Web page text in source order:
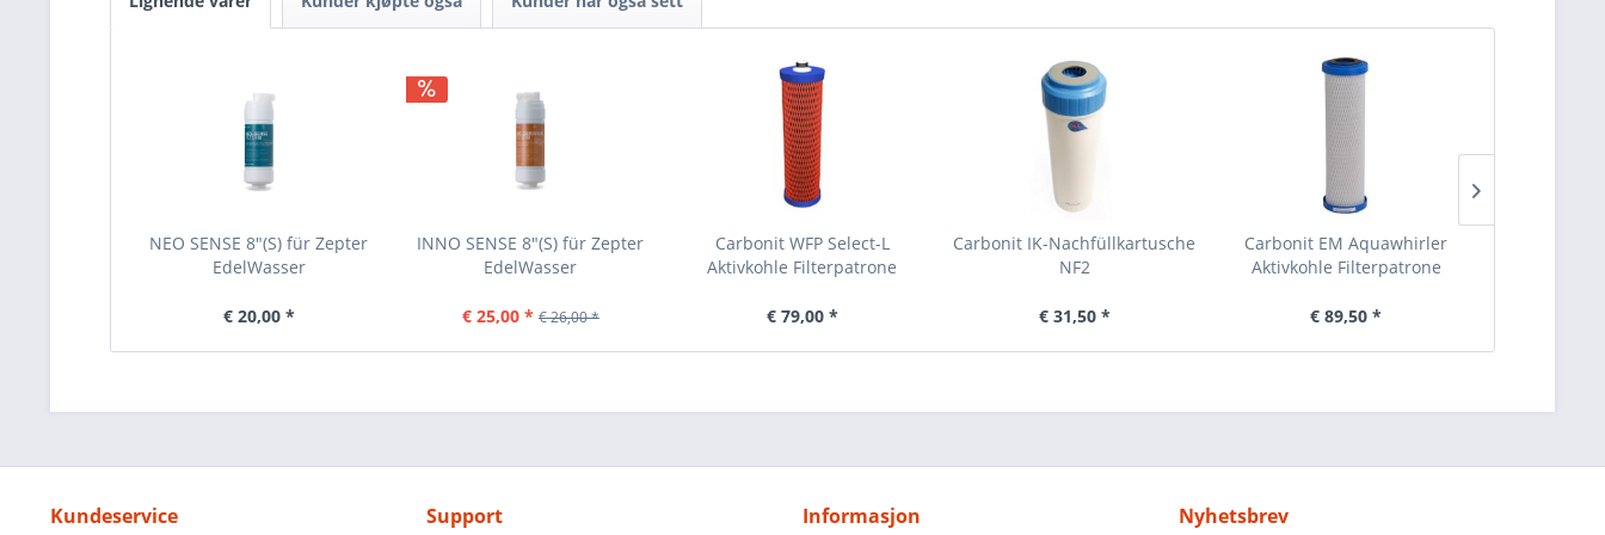
NEO SENSE 8"(S) für Zepter
EdelWasser
€ 20,00 *
INNO SENSE 8"(S) für Zepter
EdelWasser
€ 25,00 * € 26,00 *
Carbonit WFP Select-L
Aktivkohle Filterpatrone
€ 79,00 *
Carbonit IK-Nachfüllkartusche
NF2
€ 31,50 *
Carbonit EM Aquawhirler
Aktivkohle Filterpatrone
€ 89,50 *
Kundeservice Support Informasjon Nyhetsbrev